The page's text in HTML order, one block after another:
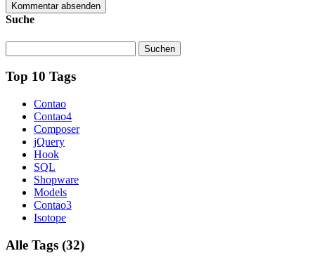
Kommentar absenden
Suche
Suchen
Top 10 Tags
Contao
Contao4
Composer
jQuery
Hook
SQL
Shopware
Models
Contao3
Isotope
Alle Tags (32)